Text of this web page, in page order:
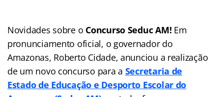
Novidades sobre o Concurso Seduc AM! Em
pronunciamento oficial, o governador do
Amazonas, Roberto Cidade, anunciou a realização
de um novo concurso para a Secretaria de
Estado de Educação e Desporto Escolar do